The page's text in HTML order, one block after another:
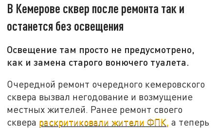
В Кемерове сквер после ремонта так и
останется без освещения
Освещение там просто не предусмотрено,
как и замена старого вонючего туалета.
Очередной ремонт очередного кемеровского
сквера вызвал негодование и возмущение
местных жителей. Ранее ремонт своего
сквера раскритиковали жители ФПК, а теперь